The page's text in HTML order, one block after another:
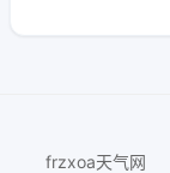
frzxoa天气网